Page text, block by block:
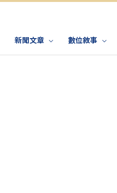
新聞文章 數位敘事